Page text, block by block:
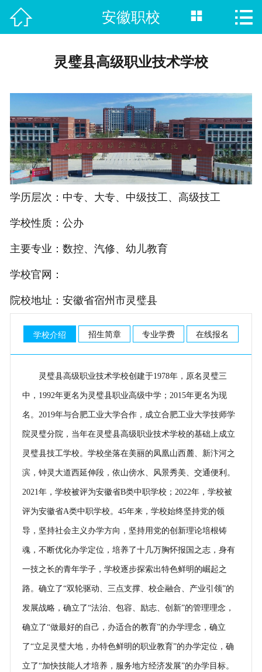
首页
职校资讯
学历提升
职教高考
义务教育
 安徽职校  
灵璧县高级职业技术学校
学历层次：中专、大专、中级技工、高级技工
学校性质：公办
主要专业：数控、汽修、幼儿教育
学校官网：
院校地址：安徽省宿州市灵璧县
学校介绍 招生简章 专业学费 在线报名
灵璧县高级职业技术学校创建于1978年，原名灵璧三
中，1992年更名为灵璧县职业高级中学；2015年更名为现
名。2019年与合肥工业大学合作，成立合肥工业大学技师学
院灵璧分院，当年在灵璧县高级职业技术学校的基础上成立
灵璧县技工学校。学校坐落在美丽的凤凰山西麓、新汴河之
滨，钟灵大道西延伸段，依山傍水、风景秀美、交通便利。
2021年，学校被评为安徽省B类中职学校；2022年，学校被
评为安徽省A类中职学校。45年来，学校始终坚持党的领
导，坚持社会主义办学方向，坚持用党的创新理论培根铸
魂，不断优化办学定位，培养了十几万胸怀报国之志，身有
一技之长的青年学子，学校逐步探索出特色鲜明的崛起之
路。确立了“双轮驱动、三点支撑、校企融合、产业引领”的
发展战略，确立了“法治、包容、励志、创新”的管理理念，
确立了“做最好的自己，办适合的教育”的办学理念，确立
了“立足灵璧大地，办特色鲜明的职业教育”的办学定位，确
立了“加快技能人才培养，服务地方经济发展”的办学目标。